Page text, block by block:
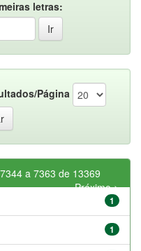
letras:
Página
a 7363 de 13369
Próximo >
1
1